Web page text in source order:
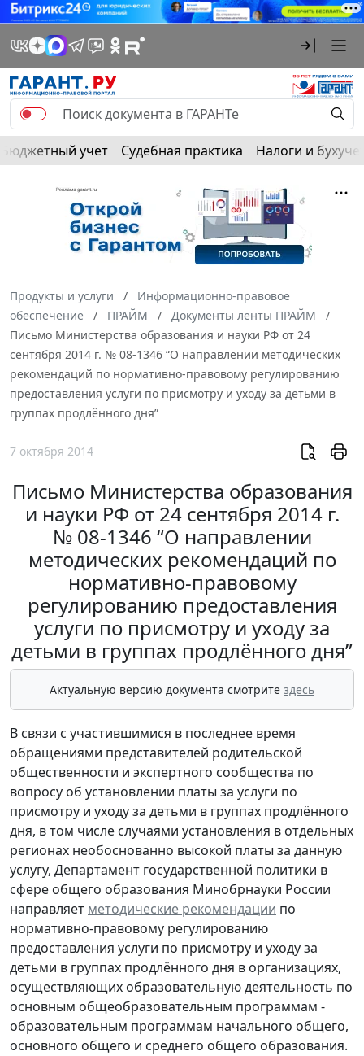
Бюджетный учет Судебная практика Налоги и
Продукты и услуги
Информационно-правовое
обеспечение
ПРАЙМ
Документы ленты ПРАЙМ
Письмо Министерства образования и науки РФ от 24
сентября 2014 г. № 08-1346 “О направлении методических
рекомендаций по нормативно-правовому регулированию
предоставления услуги по присмотру и уходу за детьми в
группах продлённого дня”
7 октября 2014
Письмо Министерства образования
и науки РФ от 24 сентября 2014 г.
№ 08-1346 “О направлении
методических рекомендаций по
нормативно-правовому
регулированию предоставления
услуги по присмотру и уходу за
детьми в группах продлённого дня”
Актуальную версию документа смотрите здесь
В связи с участившимися в последнее время
обращениями представителей родительской
общественности и экспертного сообщества по
вопросу об установлении платы за услуги по
присмотру и уходу за детьми в группах продлённого
дня, в том числе случаями установления в отдельных
регионах необоснованно высокой платы за данную
услугу, Департамент государственной политики в
сфере общего образования Минобрнауки России
направляет методические рекомендации по
нормативно-правовому регулированию
предоставления услуги по присмотру и уходу за
детьми в группах продлённого дня в организациях,
осуществляющих образовательную деятельность по
основным общеобразовательным программам -
образовательным программам начального общего,
основного общего и среднего общего образования.